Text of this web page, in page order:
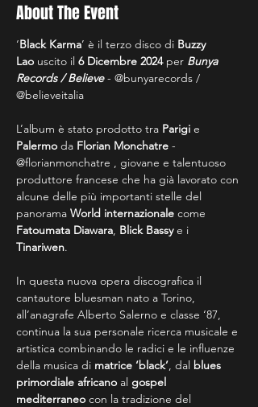
About The Event
‘Black Karma’ è il terzo disco di Buzzy
Lao uscito il 6 Dicembre 2024 per Bunya
Records / Believe - @bunyarecords /
@believeitalia
L’album è stato prodotto tra Parigi e
Palermo da Florian Monchatre -
@florianmonchatre , giovane e talentuoso
produttore francese che ha già lavorato con
alcune delle più importanti stelle del
panorama World internazionale come
Fatoumata Diawara, Blick Bassy e i
Tinariwen.
In questa nuova opera discografica il
cantautore bluesman nato a Torino,
all’anagrafe Alberto Salerno e classe ‘87,
continua la sua personale ricerca musicale e
artistica combinando le radici e le influenze
della musica di matrice ‘black’, dal blues
primordiale africano al gospel
mediterraneo con la tradizione del